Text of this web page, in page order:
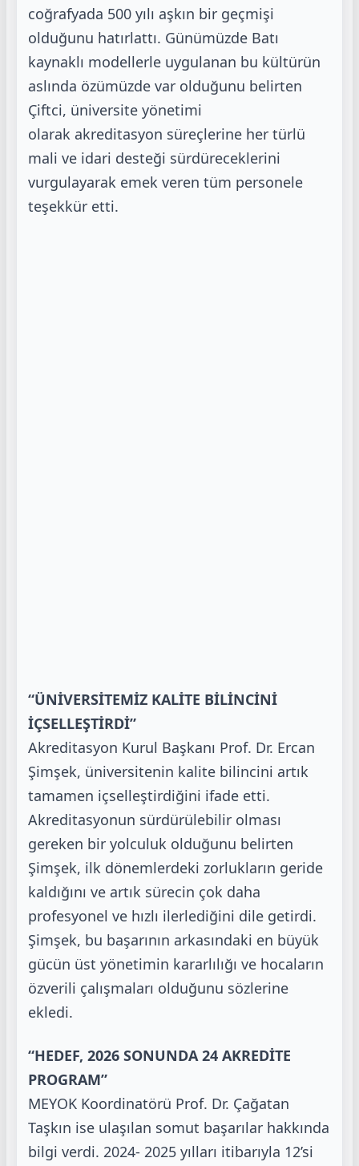
coğrafyada 500 yılı aşkın bir geçmişi
olduğunu hatırlattı. Günümüzde Batı
kaynaklı modellerle uygulanan bu kültürün
aslında özümüzde var olduğunu belirten
Çiftci, üniversite yönetimi
olarak akreditasyon süreçlerine her türlü
mali ve idari desteği sürdüreceklerini
vurgulayarak emek veren tüm personele
teşekkür etti.
“ÜNİVERSİTEMİZ KALİTE BİLİNCİNİ
İÇSELLEŞTİRDİ”
Akreditasyon Kurul Başkanı Prof. Dr. Ercan
Şimşek, üniversitenin kalite bilincini artık
tamamen içselleştirdiğini ifade etti.
Akreditasyonun sürdürülebilir olması
gereken bir yolculuk olduğunu belirten
Şimşek, ilk dönemlerdeki zorlukların geride
kaldığını ve artık sürecin çok daha
profesyonel ve hızlı ilerlediğini dile getirdi.
Şimşek, bu başarının arkasındaki en büyük
gücün üst yönetimin kararlılığı ve hocaların
özverili çalışmaları olduğunu sözlerine
ekledi.
“HEDEF, 2026 SONUNDA 24 AKREDİTE
PROGRAM”
MEYOK Koordinatörü Prof. Dr. Çağatan
Taşkın ise ulaşılan somut başarılar hakkında
bilgi verdi. 2024- 2025 yılları itibarıyla 12’si